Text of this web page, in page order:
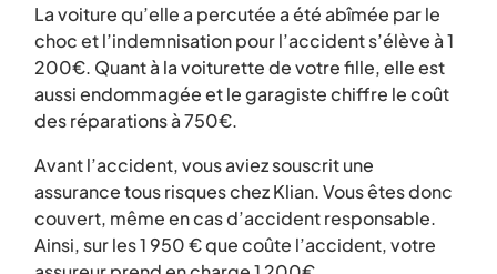
La voiture qu’elle a percutée a été abîmée par le
choc et l’indemnisation pour l’accident s’élève à 1
200€. Quant à la voiturette de votre fille, elle est
aussi endommagée et le garagiste chiffre le coût
des réparations à 750€.
Avant l’accident, vous aviez souscrit une
assurance tous risques chez Klian. Vous êtes donc
couvert, même en cas d’accident responsable.
Ainsi, sur les 1 950 € que coûte l’accident, votre